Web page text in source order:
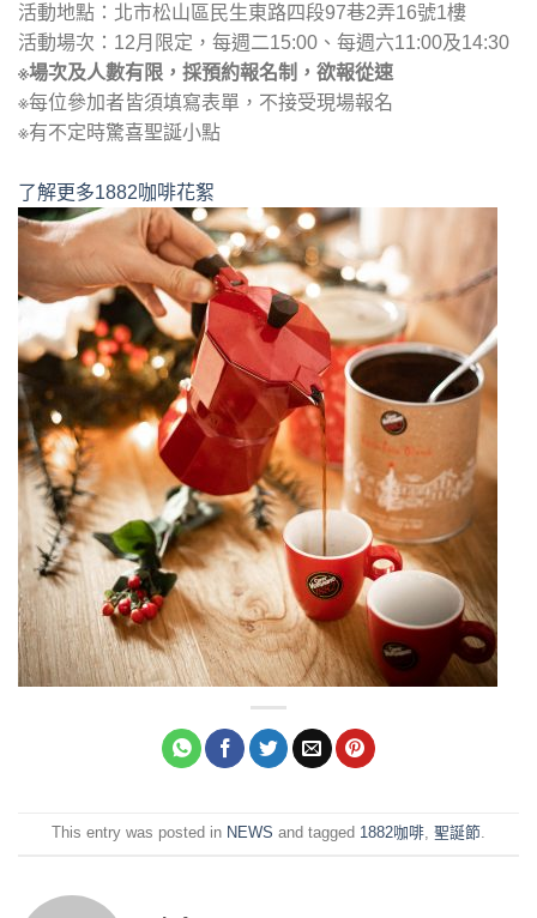
活動地點：北市松山區民生東路四段97巷2弄16號1樓
活動場次：12月限定，每週二15:00、每週六11:00及14:30
※場次及人數有限，採預約報名制，欲報從速
※每位參加者皆須填寫表單，不接受現場報名
※有不定時驚喜聖誕小點
了解更多1882咖啡花絮
This entry was posted in NEWS and tagged 1882咖啡, 聖誕節.